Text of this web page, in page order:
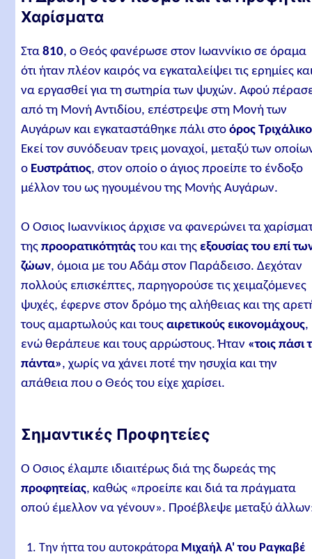
Χαρίσματα
Στα810, ο Θεός φανέρωσε στον Ιωαννίκιο σε όραμα
ότι ήταν πλέον καιρός να εγκαταλείψει τις ερημίες
να εργασθεί για τη σωτηρία των ψυχών. Αφού
από τη Μονή Αντιδίου, επέστρεψε στη Μονή των
Αυγάρων και εγκαταστάθηκε πάλι στοόρος
Εκεί τον συνόδευαν τρεις μοναχοί, μεταξύ των
ο Ευστράτιος, στον οποίο ο άγιος προείπε το ένδοξο
μέλλον του ως ηγουμένου της Μονής Αυγάρων.
Ο Όσιος Ιωαννίκιος άρχισε να φανερώνει τα
τηςπροορατικότητάςτου και τηςεξουσίας του επί
ζώων, όμοια με του Αδάμ στον Παράδεισο. Δεχόταν
πολλούς επισκέπτες, παρηγορούσε τις χειμαζόμενες
ψυχές, έφερνε στον δρόμο της αλήθειας και της
τους αμαρτωλούς και τουςαιρετικούς εικονομάχους,
ενώ θεράπευε και τους αρρώστους. Ήταν «τοις πάσι
πάντα», χωρίς να χάνει ποτέ την ησυχία και την
απάθεια που ο Θεός του είχε χαρίσει.
Σημαντικές Προφητείες
Ο Όσιος έλαμπε ιδιαιτέρως διά της δωρεάς της
προφητείας, καθώς «προείπε και διά τα πράγματα
οπού έμελλον να γένουν». Προέβλεψε μεταξύ
Την ήττα του αυτοκράτορα Μιχαήλ Α' του Ραγκαβέ